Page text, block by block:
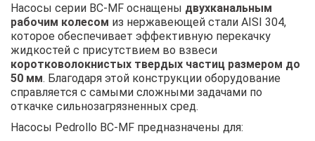
Насосы серии BC-MF оснащены двухканальным
рабочим колесом из нержавеющей стали AISI 304,
которое обеспечивает эффективную перекачку
жидкостей с присутствием во взвеси
коротковолокнистых твердых частиц размером до
50 мм. Благодаря этой конструкции оборудование
справляется с самыми сложными задачами по
откачке сильнозагрязненных сред.
Насосы Pedrollo BC-MF предназначены для: